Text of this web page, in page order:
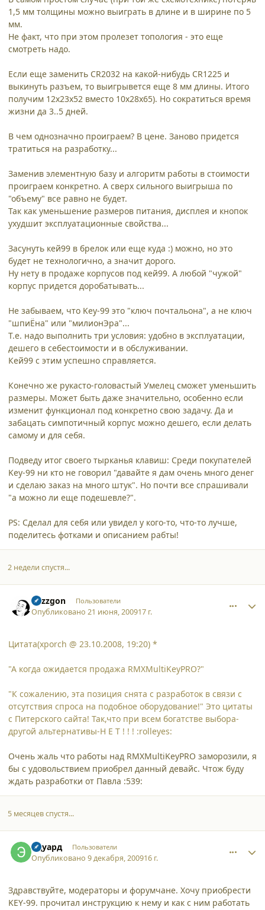
1,5 мм толщины можно выиграть в длине и в ширине по 5
мм.
Не факт, что при этом пролезет топология - это еще
смотреть надо.
Если еще заменить CR2032 на какой-нибудь CR1225 и
выкинуть разъем, то выигрывется еще 8 мм длины. Итого
получим 12х23х52 вместо 10х28х65). Но сократиться время
жизни да 3..5 дней.
В чем однозначно проиграем? В цене. Заново придется
тратиться на разработку...
Заменив элементную базу и алгоритм работы в стоимости
проиграем конкретно. А сверх сильного выигрыша по
"объему" все равно не будет.
Так как уменьшение размеров питания, дисплея и кнопок
ухудшит эксплуатационные свойства...
Засунуть кей99 в брелок или еще куда :) можно, но это
будет не технологично, а значит дорого.
Ну нету в продаже корпусов под кей99. А любой "чужой"
корпус придется доробатывать...
Не забываем, что Key-99 это "ключ почтальона", а не ключ
"шпиЁна" или "милионЭра"...
Т.е. надо выполнить три условия: удобно в эксплуатации,
дешего в себестоимости и в обслуживании.
Кей99 с этим успешно справляется.
Конечно же рукасто-головастый Умелец сможет уменьшить
размеры. Может быть даже значительно, особенно если
изменит функционал под конкретно свою задачу. Да и
забацать симпотичный корпус можно дешего, если делать
самому и для себя.
Подведу итог своего тырканья клавиш: Среди покупателей
Key-99 ни кто не говорил "давайте я дам очень много денег
и сделаю заказ на много штук". Но почти все спрашивали
"а можно ли еще подешевле?".
PS: Сделал для себя или увидел у кого-то, что-то лучше,
поделитесь фотками и описанием рабты!
2 недели спустя...
Razzgon Пользователи
Опубликовано21 июня, 200917 г.
Цитата(xporch @ 23.10.2008, 19:20) *
"А когда ожидается продажа RMXMultiKeyPRO?"
"К сожалению, эта позиция снята с разработок в связи с
отсутствия спроса на подобное оборудование!" Это цитаты
с Питерского сайта! Так,что при всем богатстве выбора-
другой альтернативы-Н Е Т ! ! ! :rolleyes:
Очень жаль что работы над RMXMultiKeyPRO заморозили, я
бы с удовольствием приобрел данный девайс. Чтож буду
ждать разработки от Павла :539:
5 месяцев спустя...
Эдуард Пользователи
Опубликовано9 декабря, 200916 г.
Здравствуйте, модераторы и форумчане. Хочу приобрести
KEY-99. прочитал инструкцию к нему и как с ним работать